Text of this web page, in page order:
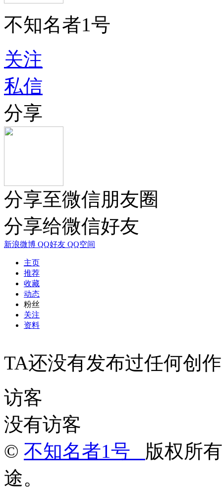
不知名者1号
关注
私信
分享
分享至微信朋友圈
分享给微信好友
新浪微博 QQ好友 QQ空间
主页
推荐
收藏
动态
粉丝
关注
资料
TA还没有发布过任何创作
访客
没有访客
© 不知名者1号 版权所
途。